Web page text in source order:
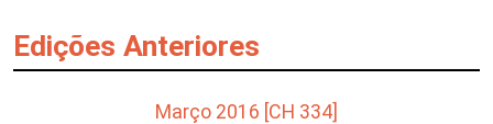
Edições Anteriores
Março 2016 [CH 334]